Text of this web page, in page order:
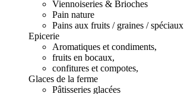
Viennoiseries & Brioches
Pain nature
Pains aux fruits / graines / spéciaux
Epicerie
Aromatiques et condiments,
fruits en bocaux,
confitures et compotes,
Glaces de la ferme
Pâtisseries glacées